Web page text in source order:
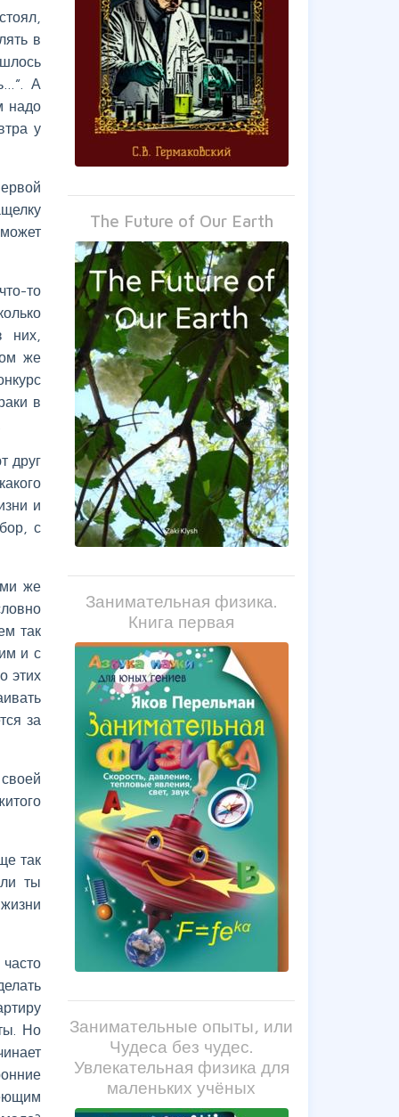
в
А
надо
у
то
них,
же
в
друг
и
с
же
так
и с
этих
за
так
ты
Но
The Future of Our Earth
Занимательная физика.
Книга первая
Занимательные опыты, или
Чудеса без чудес.
Увлекательная физика для
маленьких учёных